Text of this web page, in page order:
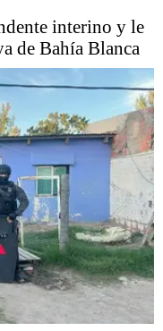
interino y le
de Bahía Blanca